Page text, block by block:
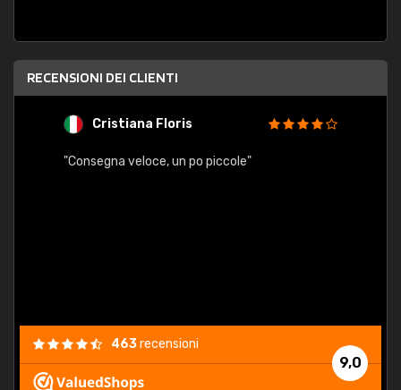
RECENSIONI DEI CLIENTI
Cristiana Floris
"Consegna veloce, un po piccole"
9,0
463recensioni